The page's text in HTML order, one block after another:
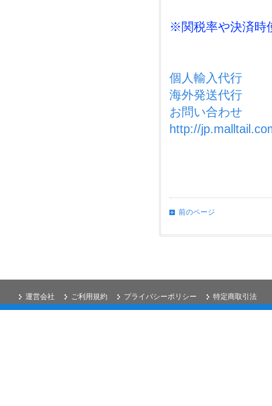
※関税率や決済時
個人輸入代行
海外発送代行
お問い合わせ
http://
前のページ
特定商取引法
プライバシーポリシー
ご利用規約
運営会社